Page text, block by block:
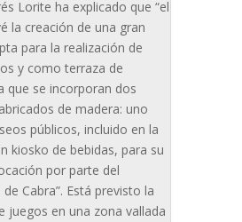
Lorite ha explicado que “el
la creación de una gran
para la realización de
y como terraza de
que se incorporan dos
de madera: uno
públicos, incluido en la
kiosko de bebidas, para su
por parte del
Cabra”. Está previsto la
juegos en una zona vallada